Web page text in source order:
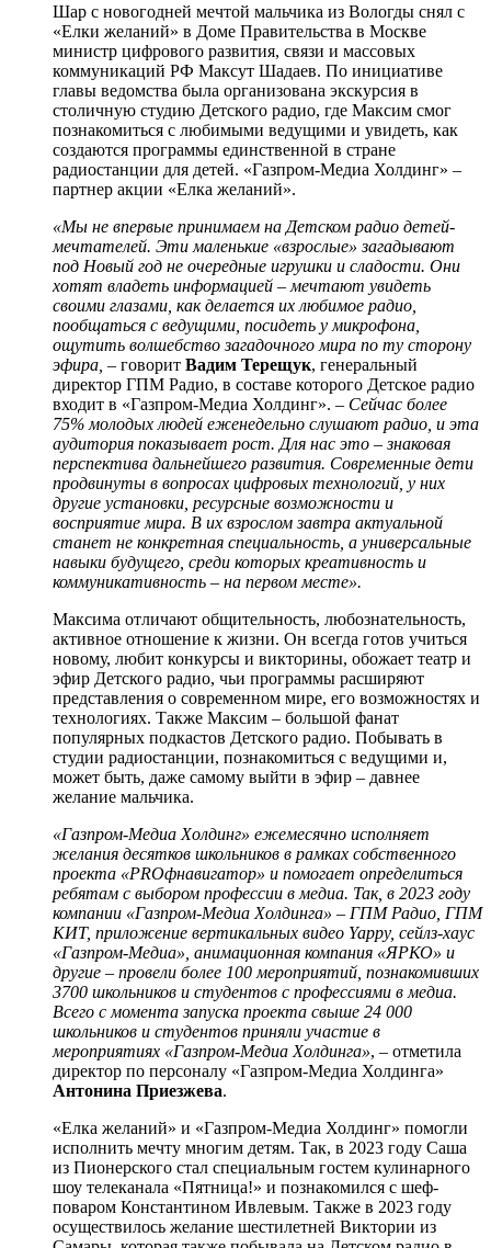
Шар с новогодней мечтой мальчика из Вологды снял с
«Елки желаний» в Доме Правительства в Москве
министр цифрового развития, связи и массовых
коммуникаций РФ Максут Шадаев. По инициативе
главы ведомства была организована экскурсия в
столичную студию Детского радио, где Максим смог
познакомиться с любимыми ведущими и увидеть, как
создаются программы единственной в стране
радиостанции для детей. «Газпром-Медиа Холдинг» –
партнер акции «Елка желаний».
«Мы не впервые принимаем на Детском радио детей-
мечтателей. Эти маленькие «взрослые» загадывают
под Новый год не очередные игрушки и сладости. Они
хотят владеть информацией – мечтают увидеть
своими глазами, как делается их любимое радио,
пообщаться с ведущими, посидеть у микрофона,
ощутить волшебство загадочного мира по ту сторону
эфира, – говорит Вадим Терещук, генеральный
директор ГПМ Радио, в составе которого Детское радио
входит в «Газпром-Медиа Холдинг». – Сейчас более
75% молодых людей еженедельно слушают радио, и эта
аудитория показывает рост. Для нас это – знаковая
перспектива дальнейшего развития. Современные дети
продвинуты в вопросах цифровых технологий, у них
другие установки, ресурсные возможности и
восприятие мира. В их взрослом завтра актуальной
станет не конкретная специальность, а универсальные
навыки будущего, среди которых креативность и
коммуникативность – на первом месте».
Максима отличают общительность, любознательность,
активное отношение к жизни. Он всегда готов учиться
новому, любит конкурсы и викторины, обожает театр и
эфир Детского радио, чьи программы расширяют
представления о современном мире, его возможностях и
технологиях. Также Максим – большой фанат
популярных подкастов Детского радио. Побывать в
студии радиостанции, познакомиться с ведущими и,
может быть, даже самому выйти в эфир – давнее
желание мальчика.
«Газпром-Медиа Холдинг» ежемесячно исполняет
желания десятков школьников в рамках собственного
проекта «PROфнавигатор» и помогает определиться
ребятам с выбором профессии в медиа. Так, в 2023 году
компании «Газпром-Медиа Холдинга» – ГПМ Радио, ГПМ
КИТ, приложение вертикальных видео Yappy, сейлз-хаус
«Газпром-Медиа», анимационная компания «ЯРКО» и
другие – провели более 100 мероприятий, познакомивших
3700 школьников и студентов с профессиями в медиа.
Всего с момента запуска проекта свыше 24 000
школьников и студентов приняли участие в
мероприятиях «Газпром-Медиа Холдинга», – отметила
директор по персоналу «Газпром-Медиа Холдинга»
Антонина Приезжева.
«Елка желаний» и «Газпром-Медиа Холдинг» помогли
исполнить мечту многим детям. Так, в 2023 году Саша
из Пионерского стал специальным гостем кулинарного
шоу телеканала «Пятница!» и познакомился с шеф-
поваром Константином Ивлевым. Также в 2023 году
осуществилось желание шестилетней Виктории из